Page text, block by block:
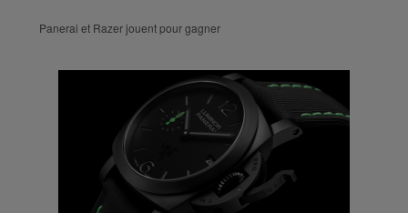
Panerai et Razer jouent pour gagner